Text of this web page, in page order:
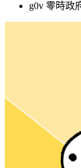
g0v 零時政